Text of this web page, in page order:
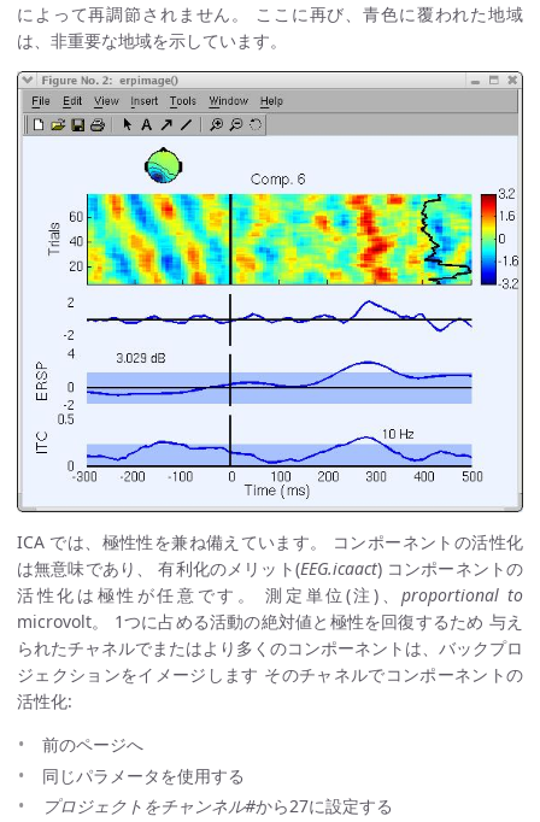
によって再調節されません。 ここに再び、青色に覆われた地域
は、非重要な地域を示しています。
ICA では、極性性を兼ね備えています。 コンポーネントの活性化
は無意味であり、 有利化のメリット(EEG.icaact) コンポーネントの
活性化は極性が任意です。 測定単位(注)、proportional to
microvolt。 1つに占める活動の絶対値と極性を回復するため 与え
られたチャネルでまたはより多くのコンポーネントは、バックプロ
ジェクションをイメージします そのチャネルでコンポーネントの
活性化:
前のページへ
同じパラメータを使用する
プロジェクトをチャンネル#から27に設定する